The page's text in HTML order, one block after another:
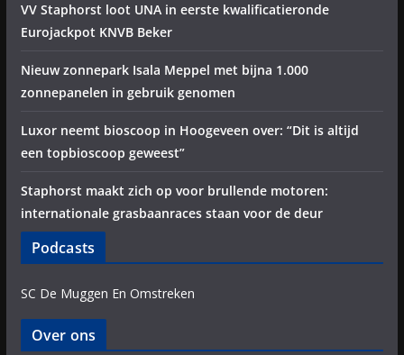
VV Staphorst loot UNA in eerste kwalificatieronde
Eurojackpot KNVB Beker
Nieuw zonnepark Isala Meppel met bijna 1.000
zonnepanelen in gebruik genomen
Luxor neemt bioscoop in Hoogeveen over: “Dit is altijd
een topbioscoop geweest”
Staphorst maakt zich op voor brullende motoren:
internationale grasbaanraces staan voor de deur
Podcasts
SC De Muggen En Omstreken
Over ons